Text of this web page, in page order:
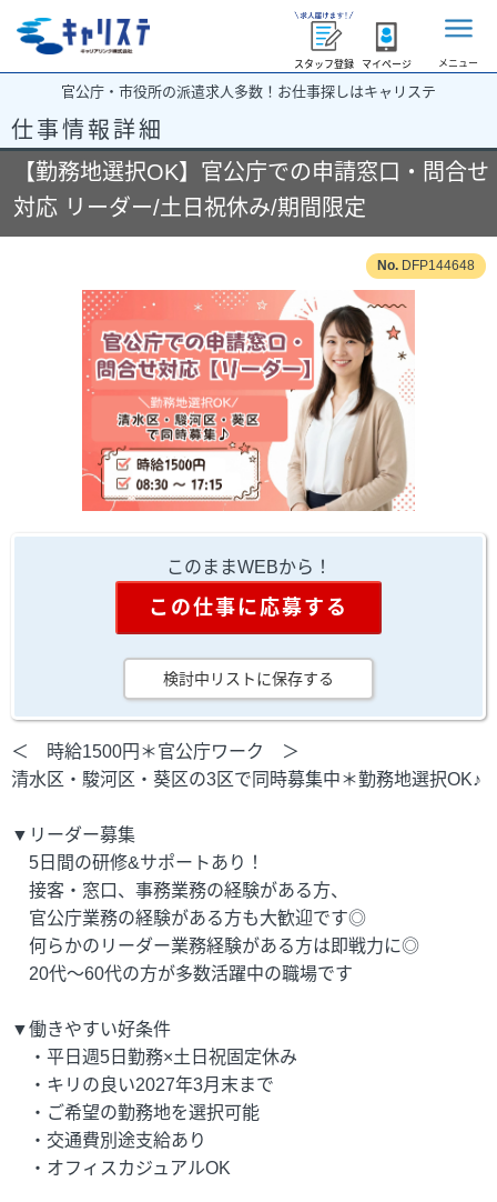
スタッフ登録 マイページ メニュー
官公庁・市役所の派遣求人多数！お仕事探しはキャリステ
仕事情報詳細
【勤務地選択OK】官公庁での申請窓口・問合せ
対応 リーダー/土日祝休み/期間限定
DFP144648
このままWEBから！
この仕事に応募する
検討中リストに保存する
＜ 時給1500円＊官公庁ワーク ＞
清水区・駿河区・葵区の3区で同時募集中＊勤務地選択OK♪
▼リーダー募集
5日間の研修&サポートあり！
接客・窓口、事務業務の経験がある方、
官公庁業務の経験がある方も大歓迎です◎
何らかのリーダー業務経験がある方は即戦力に◎
20代～60代の方が多数活躍中の職場です
▼働きやすい好条件
・平日週5日勤務×土日祝固定休み
・キリの良い2027年3月末まで
・ご希望の勤務地を選択可能
・交通費別途支給あり
・オフィスカジュアルOK